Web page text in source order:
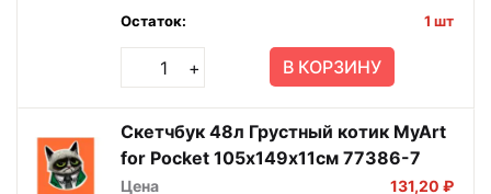
Остаток:
1 шт
+ В КОРЗИНУ
Скетчбук 48л Грустный котик MyArt
for Pocket 105х149х11см 77386-7
Цена 131,20 ₽